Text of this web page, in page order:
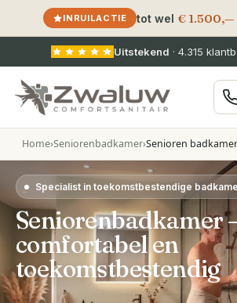
INRUILACTIE tot wel € 1.500,—
Uitstekend · 4.315
Home›Seniorenbadkamer›Senioren
Specialist in toekomstbestendige
Seniorenbadkamer
comfortabel en
toekomstbestendig